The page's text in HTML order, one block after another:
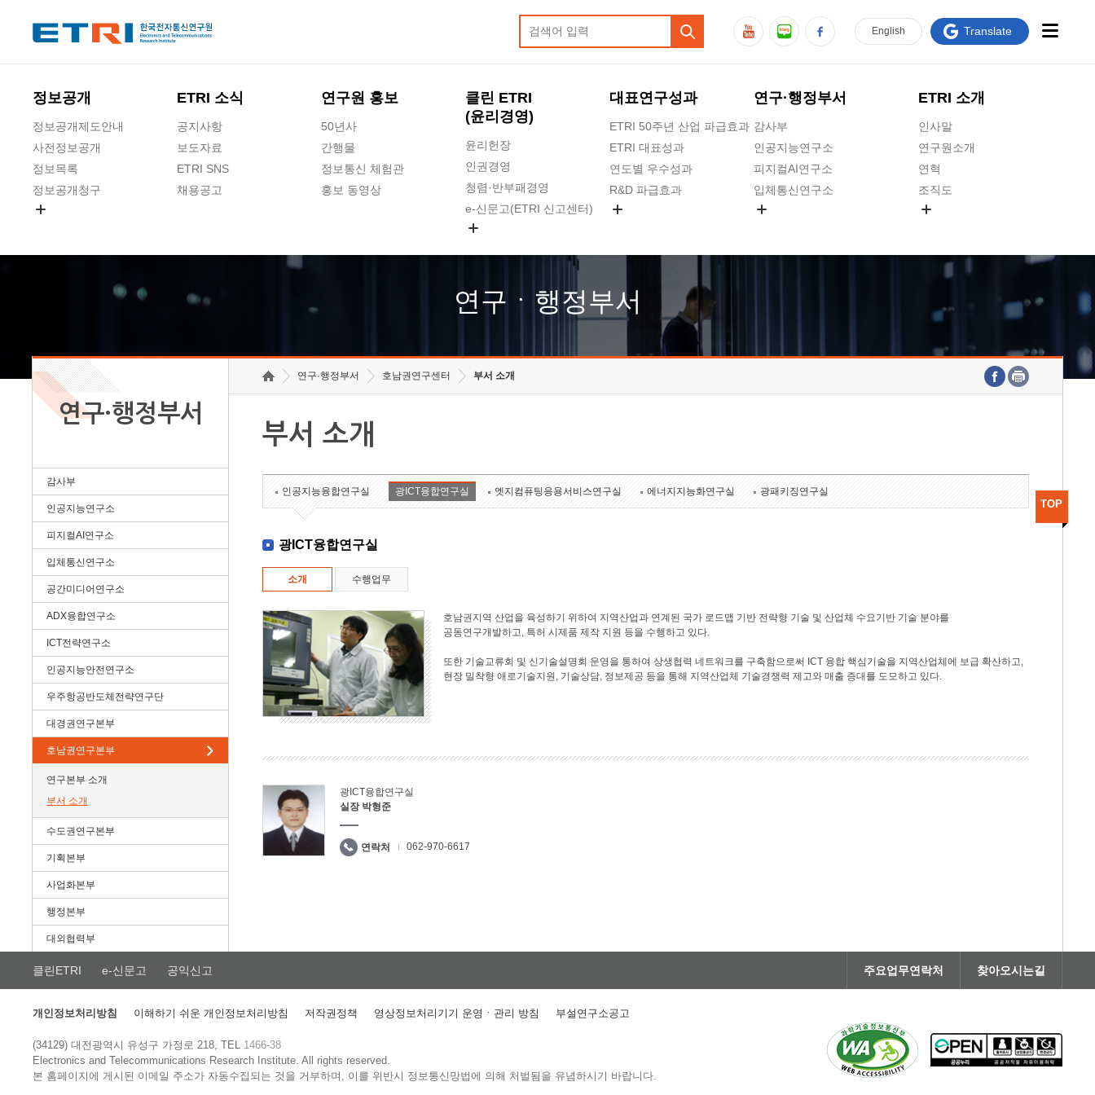
정보공개
정보공개제도안내
사전정보공개
정보목록
정보공개청구
ETRI 소식
공지사항
보도자료
ETRI SNS
채용공고
연구원 홍보
50년사
간행물
정보통신 체험관
홍보 동영상
클린 ETRI
(윤리경영)
윤리헌장
인권경영
청렴·반부패경영
e-신문고(ETRI 신고센터)
고객의소리
수의계약 현황
대표연구성과
ETRI 50주년 산업 파급효과
ETRI 대표성과
연도별 우수성과
R&D 파급효과
연구·행정부서
감사부
인공지능연구소
피지컬AI연구소
입체통신연구소
호남권연구본부
기획본부
ETRI 소개
인사말
연구원소개
연혁
조직도
연구원 고객헌장
주요업무연락처
English Translate
연구ㆍ행정부서
연구·행정부서
감사부
인공지능연구소
피지컬AI연구소
입체통신연구소
공간미디어연구소
ADX융합연구소
ICT전략연구소
인공지능안전연구소
우주항공반도체전략연구단
대경권연구본부
호남권연구본부
연구본부 소개
부서 소개
수도권연구본부
기획본부
사업화본부
행정본부
대외협력부
연구·행정부서 호남권연구센터 부서 소개
부서 소개
인공지능융합연구실 광ICT융합연구실 엣지컴퓨팅응용서비스연구실 에너지지능화연구실 광패키징연구실
광ICT융합연구실
소개 수행업무
호남권지역 산업을 육성하기 위하여 지역산업과 연계된 국가 로드맵 기반 전략형 기술 및 산업체 수요기반 기술 분야를
공동연구개발하고, 특허 시제품 제작 지원 등을 수행하고 있다.
또한 기술교류회 및 신기술설명회 운영을 통하여 상생협력 네트워크를 구축함으로써 ICT 융합 핵심기술을 지역산업체에 보급 확산하고,
현장 밀착형 애로기술지원, 기술상담, 정보제공 등을 통해 지역산업체 기술경쟁력 제고와 매출 증대를 도모하고 있다.
광ICT융합연구실
실장 박형준
연락처 062-970-6617
TOP
클린ETRI e-신문고 공익신고 주요업무연락처 찾아오시는길
개인정보처리방침 이해하기 쉬운 개인정보처리방침 저작권정책 영상정보처리기기 운영ㆍ관리 방침 부설연구소공고
(34129) 대전광역시 유성구 가정로 218, TEL 1466-38
Electronics and Telecommunications Research Institute.All rights reserved.
본 홈페이지에 게시된 이메일 주소가 자동수집되는 것을 거부하며, 이를 위반시 정보통신망법에 의해 처벌됨을 유념하시기 바랍니다.